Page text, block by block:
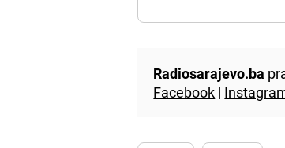
Radiosarajevo.ba
Facebook |